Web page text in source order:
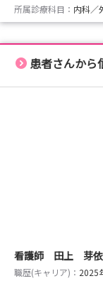
所属診療科目： 内科／
患者さんから
看護師 田上 芽依
職歴(キャリア)： 2025